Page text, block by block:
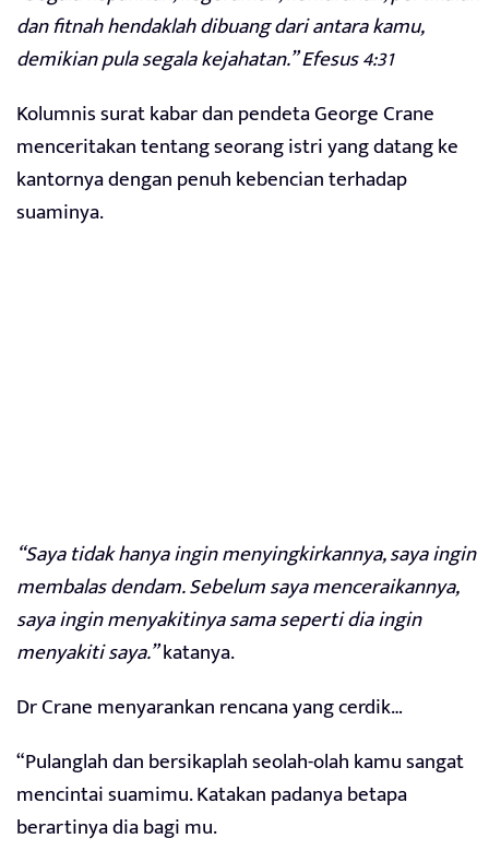
dan fitnah hendaklah dibuang dari antara kamu,
demikian pula segala kejahatan.” Efesus 4:31
Kolumnis surat kabar dan pendeta George Crane
menceritakan tentang seorang istri yang datang ke
kantornya dengan penuh kebencian terhadap
suaminya.
“Saya tidak hanya ingin menyingkirkannya, saya ingin
membalas dendam. Sebelum saya menceraikannya,
saya ingin menyakitinya sama seperti dia ingin
menyakiti saya.”katanya.
Dr Crane menyarankan rencana yang cerdik…
“Pulanglah dan bersikaplah seolah-olah kamu sangat
mencintai suamimu. Katakan padanya betapa
berartinya dia bagi mu.